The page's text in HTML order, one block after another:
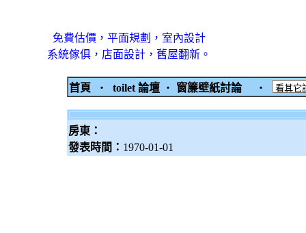
免費估價，平面規劃，室內設計
系統傢俱，店面設計，舊屋翻新。
首頁 ‧ toilet 論壇 ‧ 窗簾壁紙討論 ‧
房東：
發表時間： 1970-01-01